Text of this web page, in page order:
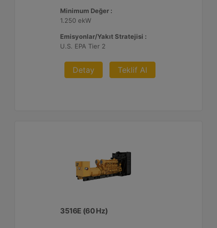
Minimum Değer :
1.250 ekW
Emisyonlar/Yakıt Stratejisi :
U.S. EPA Tier 2
Detay Teklif Al
3516E (60 Hz)